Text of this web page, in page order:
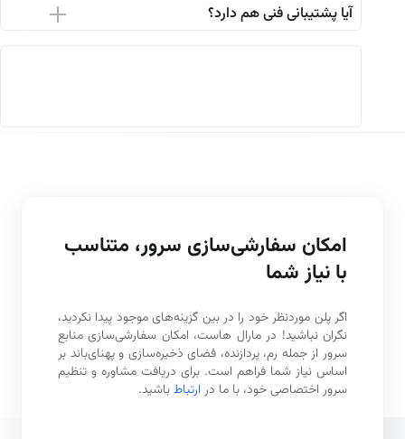
آیا پشتیبانی فنی هم دارد؟
امکان سفارشی‌سازی سرور، متناسب
با نیاز شما
اگر پلن موردنظر خود را در بین گزینه‌های موجود پیدا نکردید،
نگران نباشید! در مارال هاست، امکان سفارشی‌سازی منابع
سرور از جمله رم، پردازنده، فضای ذخیره‌سازی و پهنای‌باند بر
اساس نیاز شما فراهم است. برای دریافت مشاوره و تنظیم
سرور اختصاصی خود، با ما در ارتباطباشید.